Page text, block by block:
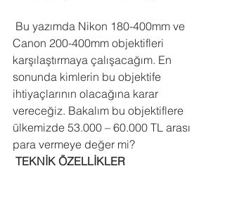
Canon 200-400mm objektifleri
karşılaştırmaya çalışacağım. En
sonunda kimlerin bu objektife
ihtiyaçlarının olacağına karar
vereceğiz. Bakalım bu objektiflere
ülkemizde 53.000 – 60.000 TL arası
para vermeye değer mi?
TEKNİK ÖZELLİKLER